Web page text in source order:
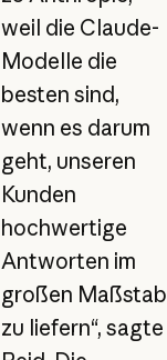
weil die Claude-
Modelle die
besten sind,
wenn es darum
geht, unseren
Kunden
hochwertige
Antworten im
großen Maßstab
zu liefern“, sagte